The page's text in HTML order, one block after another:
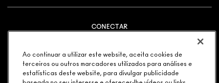
CONECTAR
GERENCIAR COOKIES DO SITE
POLÍTICA DE PRIVACIDADE
Ao continuar a utilizar este website, aceita cookies de
terceiros ou outros marcadores utilizados para análises e
estatísticas deste website, para divulgar publicidade